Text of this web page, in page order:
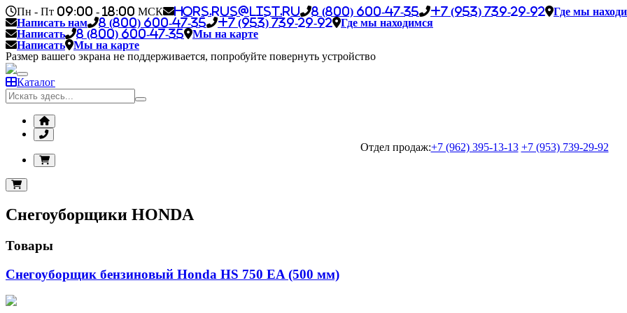
Пн - Пт 09:00 - 18:00 МСК hors.rus@list.ru 8 (800) 600-47-35 +7 (953) 739-29-92
Где мы
Написать нам
8 (800) 600-47-35 +7 (953) 739-29-92
Где мы находимся
Написать
8 (800) 600-47-35
Мы на карте
Написать
Мы на карте
Размер вашего экрана не поддерживается, попробуйте повернуть устройство
Каталог
Отдел продаж:+7 (962) 395-13-13 +7 (953) 739-29-92
Снегоуборщики HONDA
Товары
Снегоуборщик бензиновый Honda HS 750 EA (500 мм)